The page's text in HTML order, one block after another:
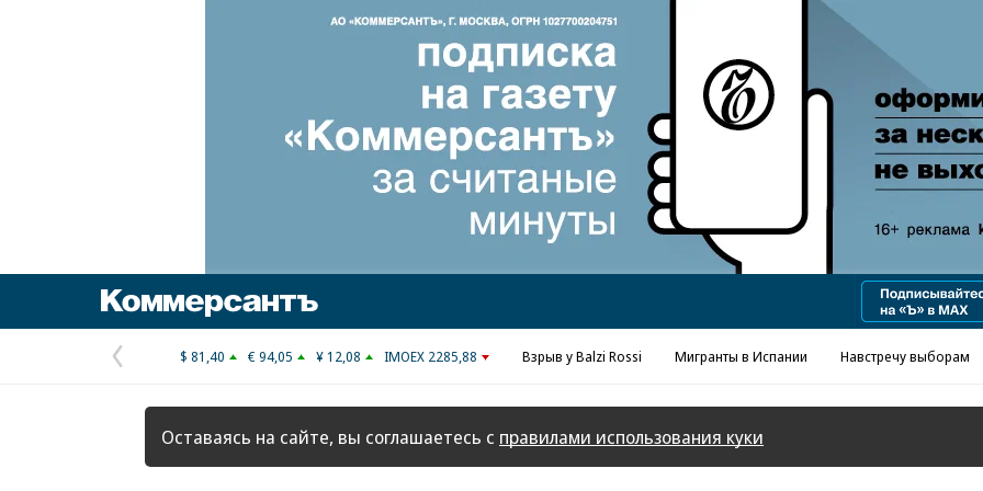
Реклама в «Ъ» www.kommersant.ru/ad
Предыдущая
страница
$ 81,40 € 94,05 ¥ 12,08 IMOEX 2285,88 Взрыв у Balzi Rossi Мигранты в Испании Навстречу выборам
Оставаясь на сайте, вы соглашаетесь с правилами использования куки